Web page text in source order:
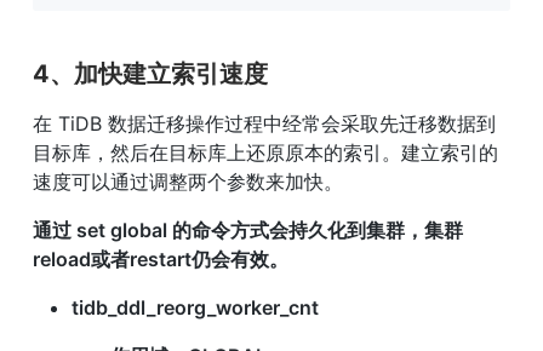
4、加快建立索引速度
在 TiDB 数据迁移操作过程中经常会采取先迁移数据到
目标库，然后在目标库上还原原本的索引。建立索引的
速度可以通过调整两个参数来加快。
通过 set global 的命令方式会持久化到集群，集群
reload或者restart仍会有效。
tidb_ddl_reorg_worker_cnt